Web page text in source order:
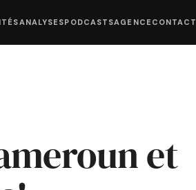
ANALYSESPODCASTSAGENCE CONTACT
et